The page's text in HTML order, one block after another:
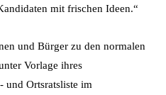
mit frischen Ideen.“
und Bürger zu den normalen
Vorlage ihres
und Ortsratsliste im